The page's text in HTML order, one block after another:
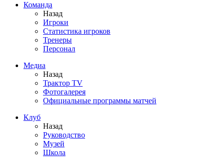
Команда
Назад
Игроки
Статистика игроков
Тренеры
Персонал
Медиа
Назад
Трактор TV
Фотогалерея
Официальные программы матчей
Клуб
Назад
Руководство
Музей
Школа